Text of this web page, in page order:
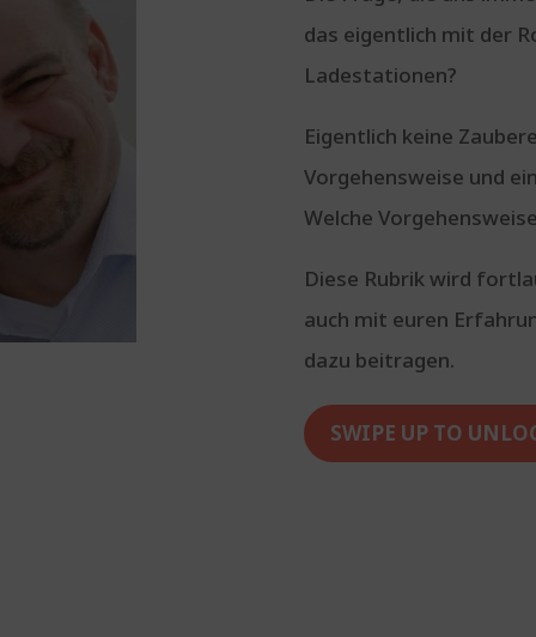
das eigentlich mit der
Ladestationen?
Eigentlich keine
Vorgehensweise und
Welche
Diese Rubrik wird
auch mit euren
dazu beitragen.
SWIPE UP TO